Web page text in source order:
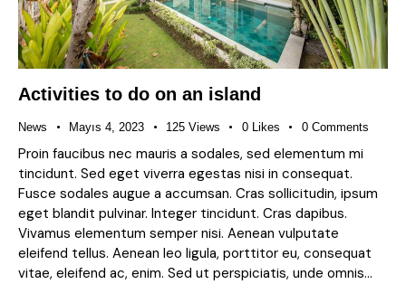
Activities to do on an island
News Mayıs 4, 2023 125 Views 0 Likes 0 Comments
Proin faucibus nec mauris a sodales, sed elementum mi
tincidunt. Sed eget viverra egestas nisi in consequat.
Fusce sodales augue a accumsan. Cras sollicitudin, ipsum
eget blandit pulvinar. Integer tincidunt. Cras dapibus.
Vivamus elementum semper nisi. Aenean vulputate
eleifend tellus. Aenean leo ligula, porttitor eu, consequat
vitae, eleifend ac, enim. Sed ut perspiciatis, unde omnis…